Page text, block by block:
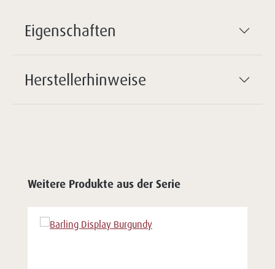
Eigenschaften
Herstellerhinweise
Weitere Produkte aus der Serie